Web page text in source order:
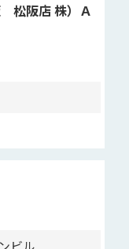
松阪店 株）Ａ